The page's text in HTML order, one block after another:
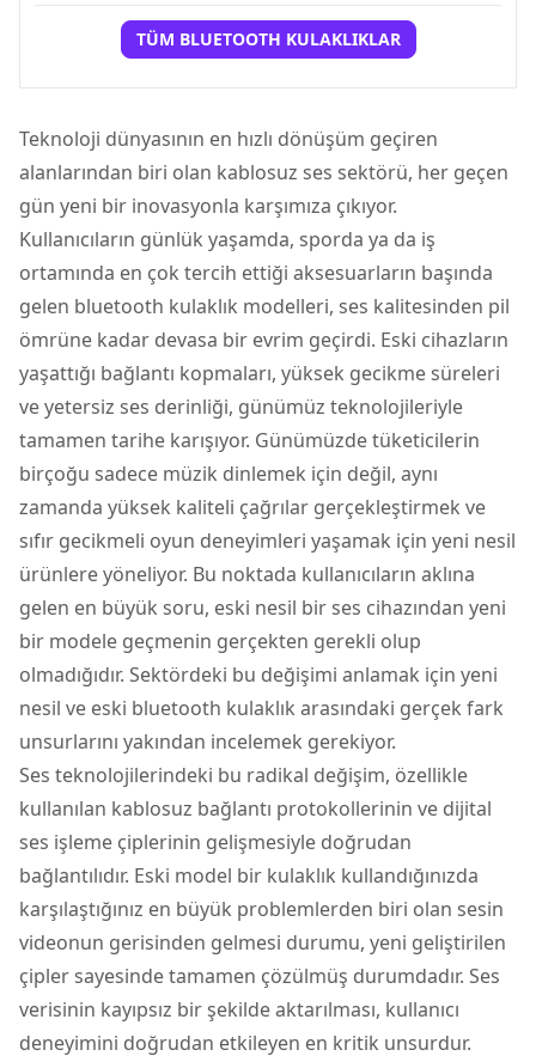
TÜM BLUETOOTH KULAKLIKLAR
Teknoloji dünyasının en hızlı dönüşüm geçiren
alanlarından biri olan kablosuz ses sektörü, her geçen
gün yeni bir inovasyonla karşımıza çıkıyor.
Kullanıcıların günlük yaşamda, sporda ya da iş
ortamında en çok tercih ettiği aksesuarların başında
gelen bluetooth kulaklık modelleri, ses kalitesinden pil
ömrüne kadar devasa bir evrim geçirdi. Eski cihazların
yaşattığı bağlantı kopmaları, yüksek gecikme süreleri
ve yetersiz ses derinliği, günümüz teknolojileriyle
tamamen tarihe karışıyor. Günümüzde tüketicilerin
birçoğu sadece müzik dinlemek için değil, aynı
zamanda yüksek kaliteli çağrılar gerçekleştirmek ve
sıfır gecikmeli oyun deneyimleri yaşamak için yeni nesil
ürünlere yöneliyor. Bu noktada kullanıcıların aklına
gelen en büyük soru, eski nesil bir ses cihazından yeni
bir modele geçmenin gerçekten gerekli olup
olmadığıdır. Sektördeki bu değişimi anlamak için yeni
nesil ve eski bluetooth kulaklık arasındaki gerçek fark
unsurlarını yakından incelemek gerekiyor.
Ses teknolojilerindeki bu radikal değişim, özellikle
kullanılan kablosuz bağlantı protokollerinin ve dijital
ses işleme çiplerinin gelişmesiyle doğrudan
bağlantılıdır. Eski model bir kulaklık kullandığınızda
karşılaştığınız en büyük problemlerden biri olan sesin
videonun gerisinden gelmesi durumu, yeni geliştirilen
çipler sayesinde tamamen çözülmüş durumdadır. Ses
verisinin kayıpsız bir şekilde aktarılması, kullanıcı
deneyimini doğrudan etkileyen en kritik unsurdur.